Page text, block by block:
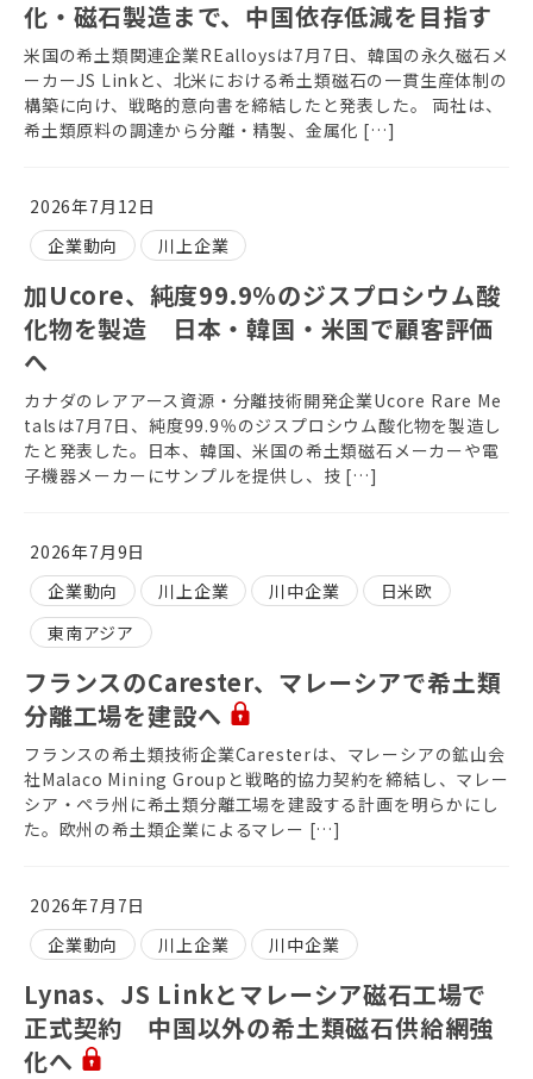
化・磁石製造まで、中国依存低減を目指す
米国の希土類関連企業REalloysは7月7日、韓国の永久磁石メ
ーカーJS Linkと、北米における希土類磁石の一貫生産体制の
構築に向け、戦略的意向書を締結したと発表した。 両社は、
希土類原料の調達から分離・精製、金属化 […]
2026年7月12日
企業動向
川上企業
加Ucore、純度99.9％のジスプロシウム酸
化物を製造 日本・韓国・米国で顧客評価
へ
カナダのレアアース資源・分離技術開発企業Ucore Rare Me
talsは7月7日、純度99.9％のジスプロシウム酸化物を製造し
たと発表した。日本、韓国、米国の希土類磁石メーカーや電
子機器メーカーにサンプルを提供し、技 […]
2026年7月9日
企業動向
川上企業 川中企業
日米欧
東南アジア
フランスのCarester、マレーシアで希土類
分離工場を建設へ
フランスの希土類技術企業Caresterは、マレーシアの鉱山会
社Malaco Mining Groupと戦略的協力契約を締結し、マレー
シア・ペラ州に希土類分離工場を建設する計画を明らかにし
た。欧州の希土類企業によるマレー […]
2026年7月7日
企業動向
川上企業 川中企業
Lynas、JS Linkとマレーシア磁石工場で
正式契約 中国以外の希土類磁石供給網強
化へ